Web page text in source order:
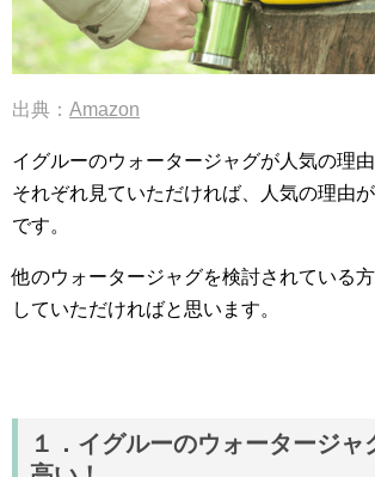
出典： Amazon
イグルーのウォータージャグが人気の理由
それぞれ見ていただければ、人気の理由
です。
他のウォータージャグを検討されている
していただければと思います。
１．イグルーのウォータージャ